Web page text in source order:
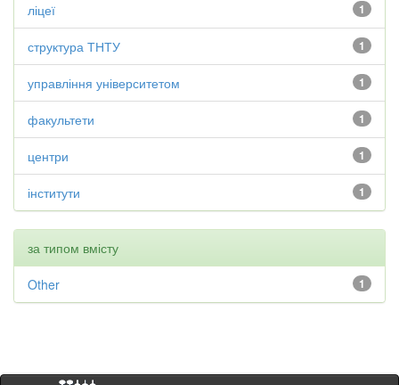
1
ліцеї
1
структура ТНТУ
1
управління університетом
1
факультети
1
центри
1
інститути
за типом вмісту
1
Other